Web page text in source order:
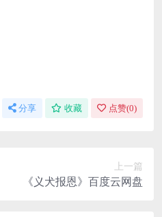
分享 收藏 点赞(0)
上一篇
《义犬报恩》百度云网盘